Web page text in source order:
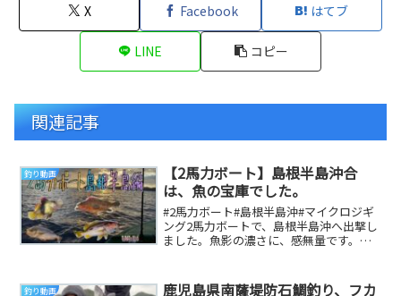
X Facebook はてブ
LINE コピー
関連記事
釣り動画
【2馬力ボート】島根半島沖合
は、魚の宝庫でした。
#2馬力ボート#島根半島沖#マイクロジギ
ング2馬力ボートで、島根半島沖へ出撃し
ました。魚影の濃さに、感無量です。
釣り動画 鹿児島県南薩堤防石鯛釣り、フカ